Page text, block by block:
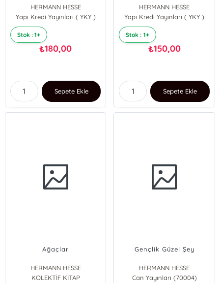
HERMANN HESSE
Yapı Kredi Yayınları ( YKY )
Stok : 1+
₺180,00
Sepete Ekle
HERMANN HESSE
Yapı Kredi Yayınları ( YKY )
Stok : 1+
₺150,00
Sepete Ekle
Ağaçlar
HERMANN HESSE
KOLEKTİF KİTAP
Gençlik Güzel Şey
HERMANN HESSE
Can Yayınları (70004)